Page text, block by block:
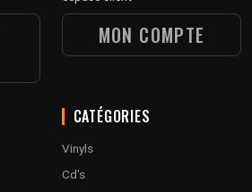
MON COMPTE
CATÉGORIES
Vinyls
Cd's